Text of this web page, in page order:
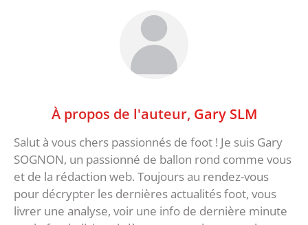
À propos de l'auteur, Gary SLM
Salut à vous chers passionnés de foot ! Je suis Gary
SOGNON, un passionné de ballon rond comme vous
et de la rédaction web. Toujours au rendez-vous
pour décrypter les dernières actualités foot, vous
livrer une analyse, voir une info de dernière minute